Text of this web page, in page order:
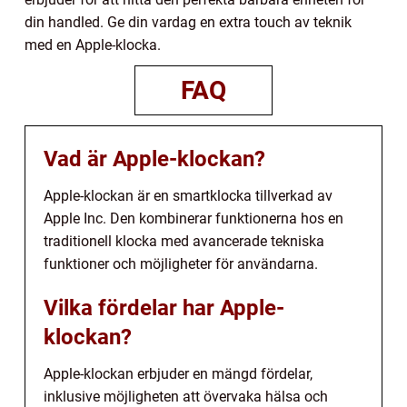
din handled. Ge din vardag en extra touch av teknik
med en Apple-klocka.
FAQ
Vad är Apple-klockan?
Apple-klockan är en smartklocka tillverkad av
Apple Inc. Den kombinerar funktionerna hos en
traditionell klocka med avancerade tekniska
funktioner och möjligheter för användarna.
Vilka fördelar har Apple-
klockan?
Apple-klockan erbjuder en mängd fördelar,
inklusive möjligheten att övervaka hälsa och